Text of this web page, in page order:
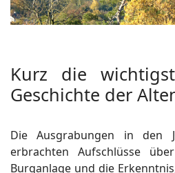
Kurz die
Geschichte der
Die Ausgrabungen in den
erbrachten Aufschlüsse
Burganlage und die